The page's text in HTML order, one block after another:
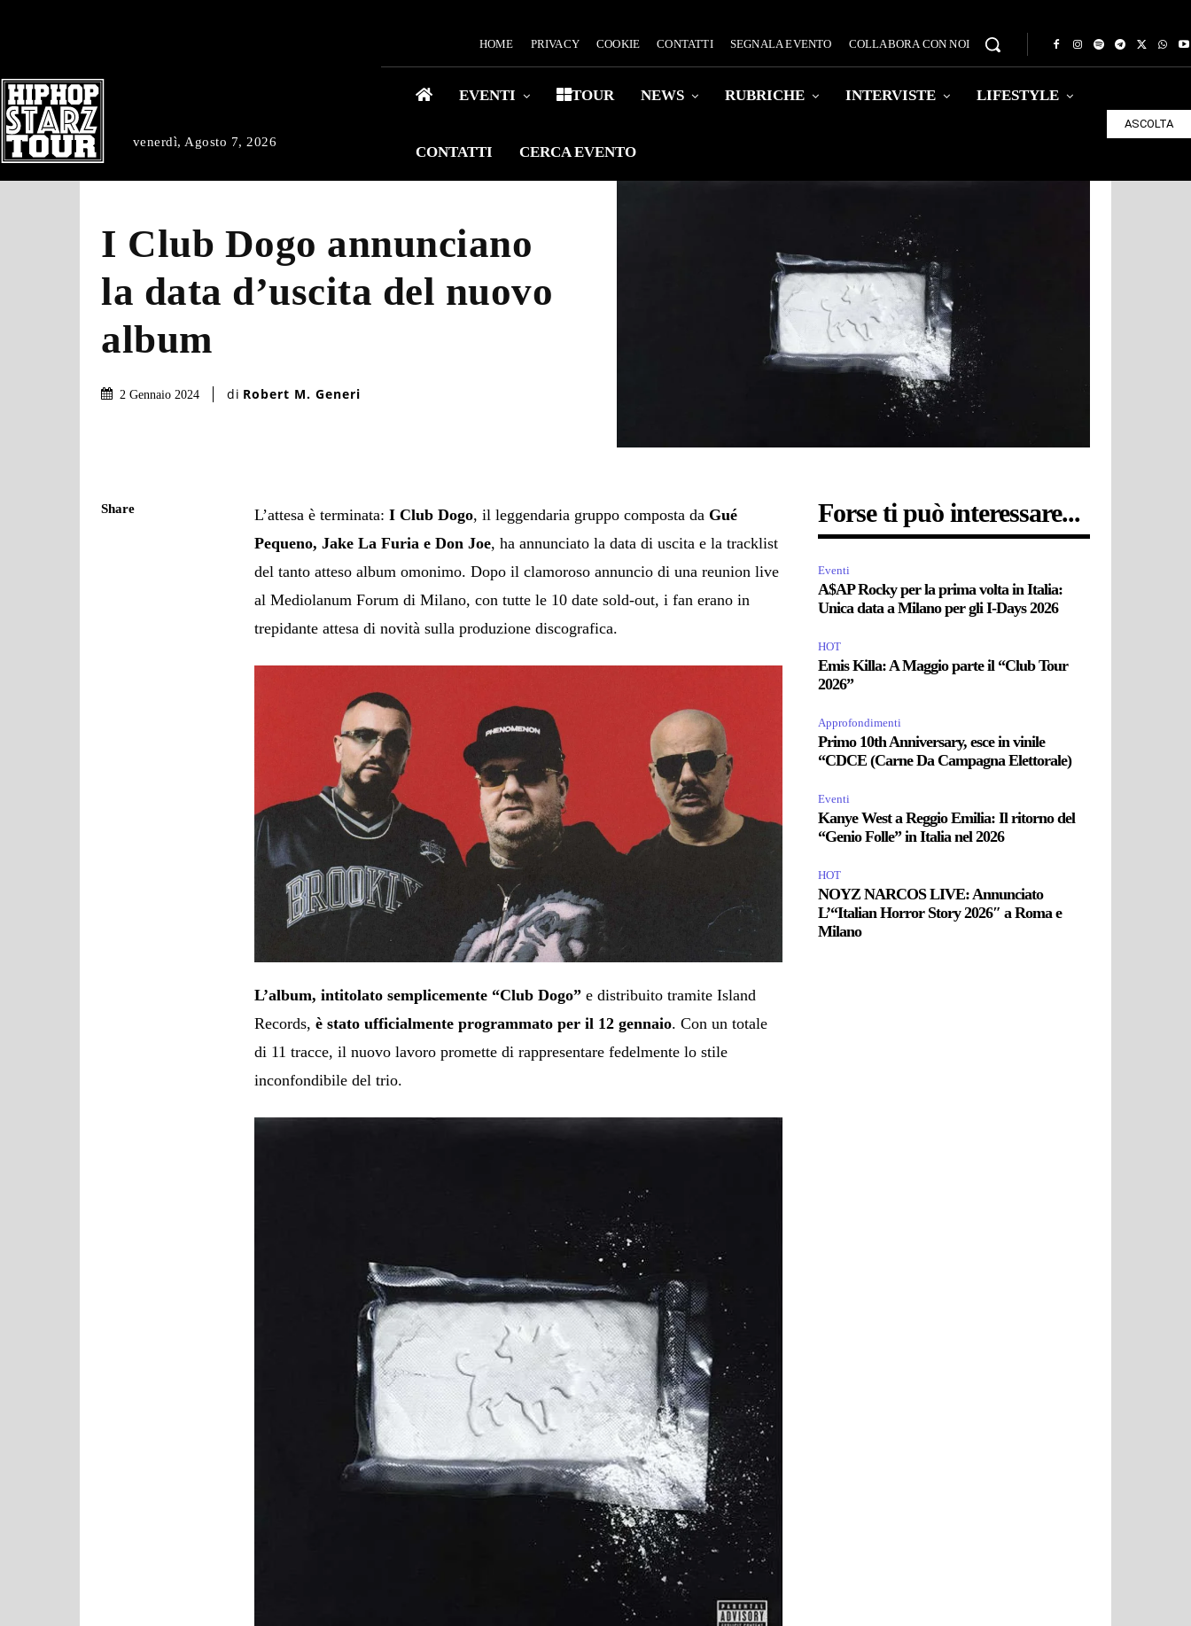
venerdì, Agosto 7, 2026
HOME PRIVACY COOKIE CONTATTI SEGNALA EVENTO COLLABORA CON NOI
EVENTI TOUR NEWS RUBRICHE INTERVISTE LIFESTYLE
CONTATTI CERCA EVENTO
ASCOLTA
I Club Dogo annunciano
la data d’uscita del nuovo
album
2 Gennaio 2024 di Robert M. Generi
Share L’attesa è terminata:I Club Dogo, il leggendaria gruppo composta da Gué
Pequeno, Jake La Furia e Don Joe, ha annunciato la data di uscita e la tracklist
del tanto atteso album omonimo. Dopo il clamoroso annuncio di una reunion live
al Mediolanum Forum di Milano, con tutte le 10 date sold-out, i fan erano in
trepidante attesa di novità sulla produzione discografica.
L’album, intitolato semplicemente “Club Dogo”e distribuito tramite Island
Records,è stato ufficialmente programmato per il 12 gennaio. Con un totale
di 11 tracce, il nuovo lavoro promette di rappresentare fedelmente lo stile
inconfondibile del trio.
Forse ti può interessare...
Eventi
A$AP Rocky per la prima volta in Italia:
Unica data a Milano per gli I-Days 2026
HOT
Emis Killa: A Maggio parte il “Club Tour
2026”
Approfondimenti
Primo 10th Anniversary, esce in vinile
“CDCE (Carne Da Campagna Elettorale)
Eventi
Kanye West a Reggio Emilia: Il ritorno del
“Genio Folle” in Italia nel 2026
HOT
NOYZ NARCOS LIVE: Annunciato
L’“Italian Horror Story 2026″ a Roma e
Milano